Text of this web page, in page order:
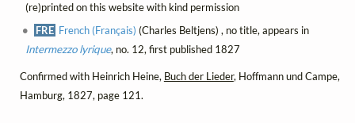
(re)printed on this website with kind permission
FRE French (Français) (Charles Beltjens) , no title, appears in
Intermezzo lyrique, no. 12, first published 1827
Confirmed with Heinrich Heine, Buch der Lieder, Hoffmann und Campe,
Hamburg, 1827, page 121.